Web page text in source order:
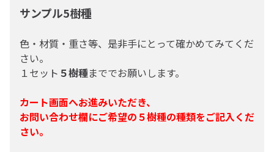
ナ
サンプル5樹種
色・材質・重さ等、是非手にとって確かめてみてくだ
さい。
１セット ５樹種まででお願いします。
カート画面へお進みいただき、
お問い合わせ欄にご希望の５樹種の種類をご記入くだ
さい。